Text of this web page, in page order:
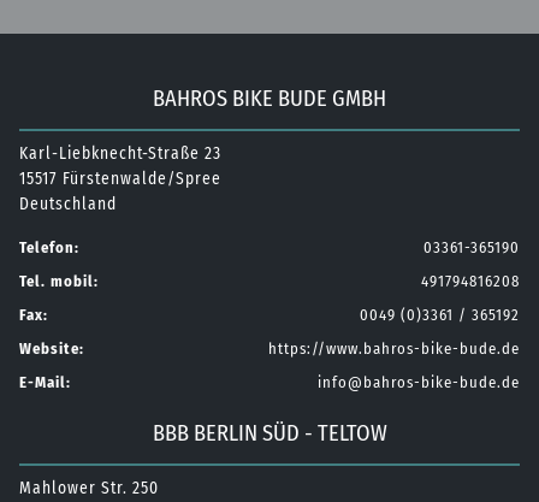
BAHROS BIKE BUDE GMBH
Karl-Liebknecht-Straße 23
15517 Fürstenwalde/Spree
Deutschland
Telefon:
03361-365190
Tel. mobil:
491794816208
Fax:
0049 (0)3361 / 365192
Website:
https://www.bahros-bike-bude.de
E-Mail:
info@bahros-bike-bude.de
BBB BERLIN SÜD - TELTOW
Mahlower Str. 250